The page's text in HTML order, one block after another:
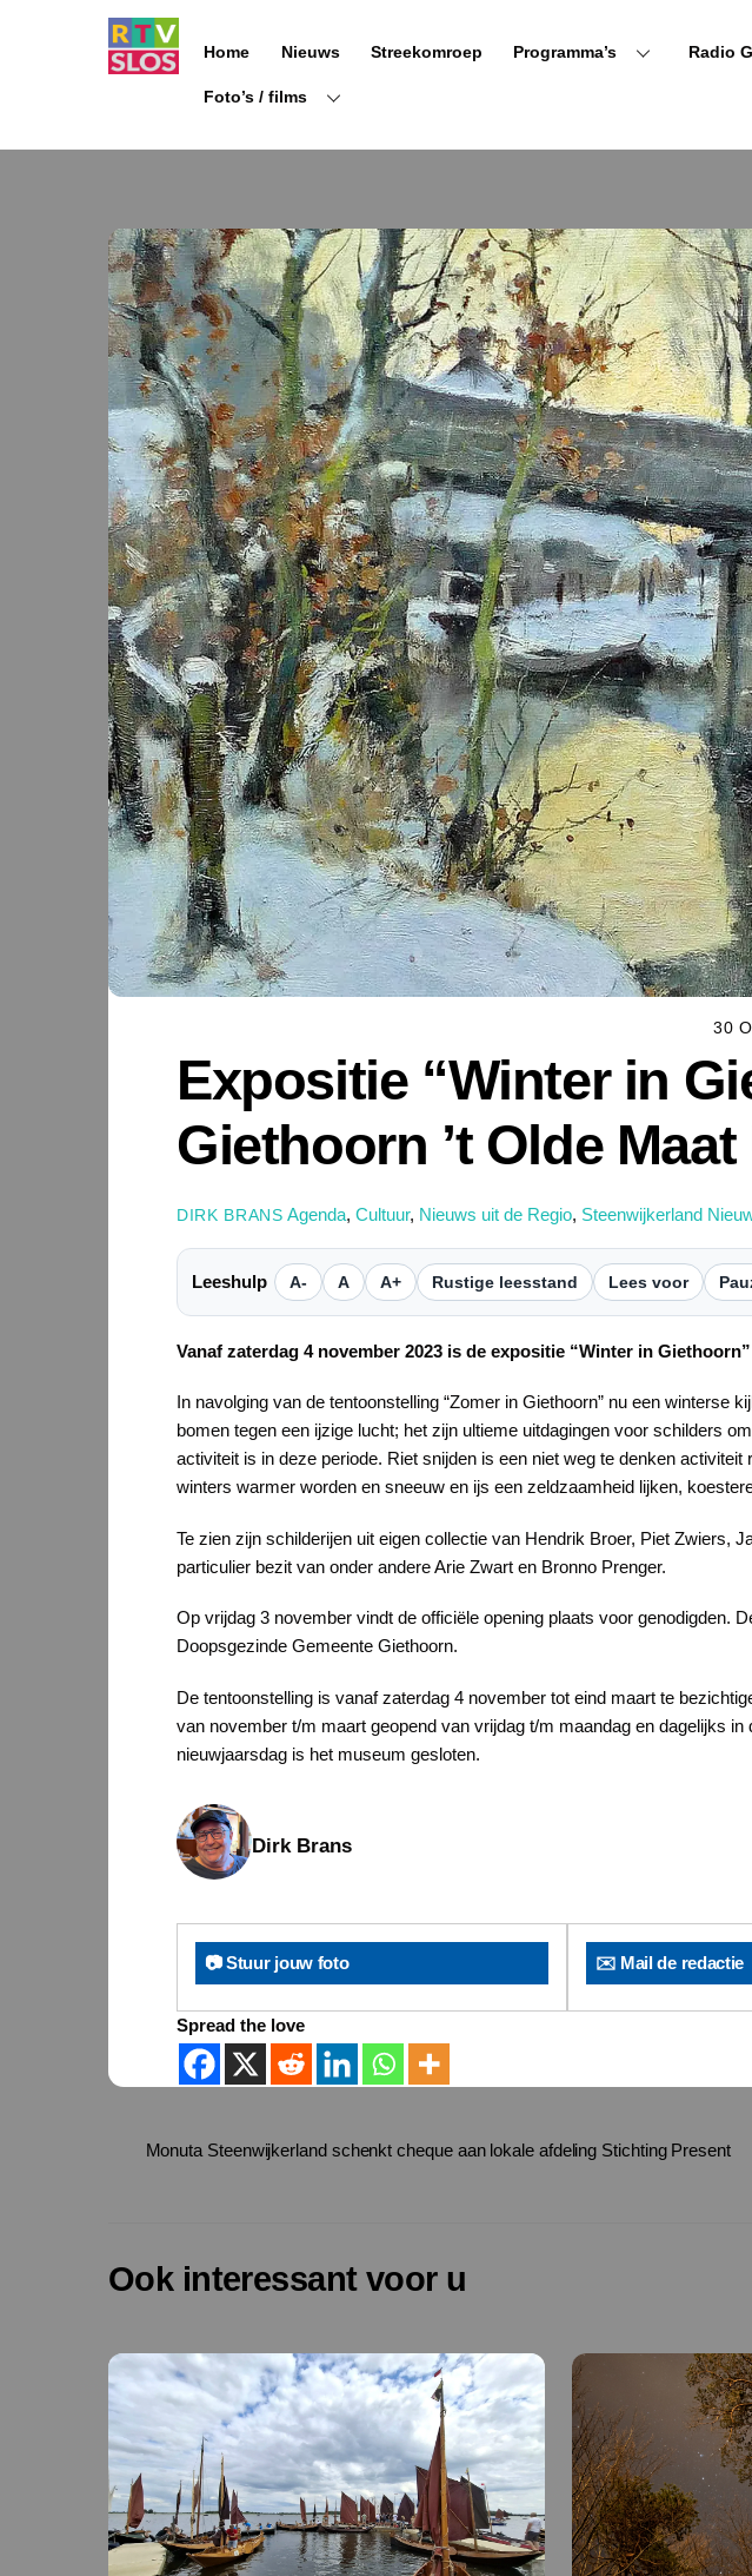
Home Nieuws Streekomroep Programma’s Radio
Foto’s / films
30
Expositie “Winter in
Giethoorn ’t Olde
DIRK BRANS Agenda, Cultuur, Nieuws uit de Regio, Steenwijkerland
Leeshulp A- A A+ Rustige leesstand Lees voor
Vanaf zaterdag 4 november 2023 is de expositie “Winter in
In navolging van de tentoonstelling “Zomer in Giethoorn” nu een
bomen tegen een ijzige lucht; het zijn ultieme uitdagingen voor schilders
activiteit is in deze periode. Riet snijden is een niet weg te denken
winters warmer worden en sneeuw en ijs een zeldzaamheid lijken,
Te zien zijn schilderijen uit eigen collectie van Hendrik Broer, Piet Zwiers,
particulier bezit van onder andere Arie Zwart en Bronno Prenger.
Op vrijdag 3 november vindt de officiële opening plaats voor genodigden.
Doopsgezinde Gemeente Giethoorn.
De tentoonstelling is vanaf zaterdag 4 november tot eind maart te
van november t/m maart geopend van vrijdag t/m maandag en dagelijks
nieuwjaarsdag is het museum gesloten.
Dirk Brans
📷 Stuur jouw foto ✉️ Mail de redactie
Spread the love
Monuta Steenwijkerland schenkt cheque aan lokale afdeling Stichting Present
Ook interessant voor u